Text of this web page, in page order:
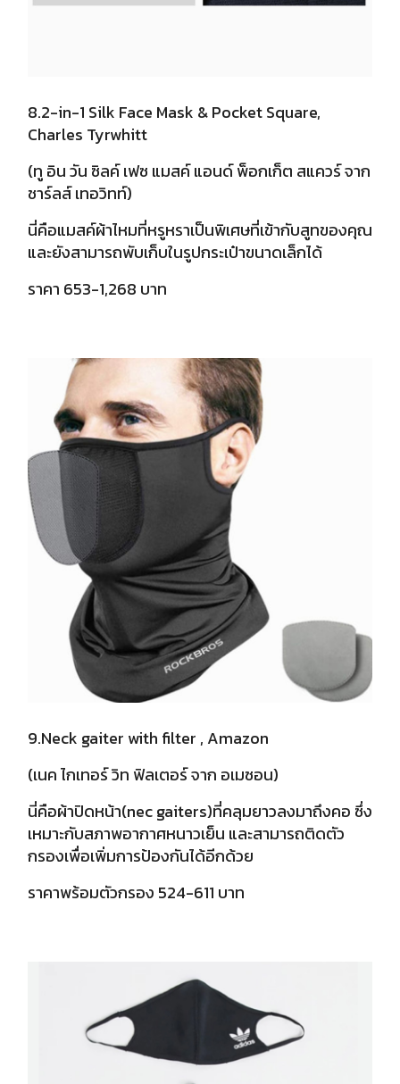
8.2-in-1 Silk Face Mask & Pocket Square,
Charles Tyrwhitt
(ทู อิน วัน ซิลค์ เฟซ แมสค์ แอนด์ พ็อกเก็ต สแควร์ จาก
ชาร์ลส์ เทอวิทท์)
นี่คือแมสค์ผ้าไหมที่หรูหราเป็นพิเศษที่เข้ากับสูทของคุณ
และยังสามารถพับเก็บในรูปกระเป๋าขนาดเล็กได้
ราคา 653-1,268 บาท
9.Neck gaiter with filter , Amazon
(เนค ไกเทอร์ วิท ฟิลเตอร์ จาก อเมซอน)
นี่คือผ้าปิดหน้า(nec gaiters)ที่คลุมยาวลงมาถึงคอ ซึ่ง
เหมาะกับสภาพอากาศหนาวเย็น และสามารถติดตัว
กรองเพื่อเพิ่มการป้องกันได้อีกด้วย
ราคาพร้อมตัวกรอง 524-611 บาท